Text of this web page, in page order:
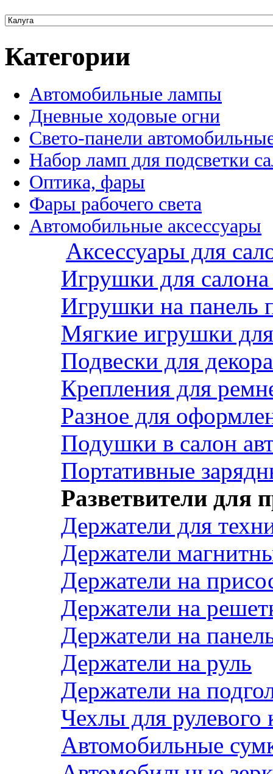
Категории
Автомобильные лампы
Дневные ходовые огни
Свето-панели
Набор ламп для подсветки
Оптика, фары
Фары рабочего света
Автомобильные аксессуары
Аксессуары для
Игрушки для
Игрушки на панель
Мягкие игрушки
Подвески для декора
Крепления для
Разное для
Подушки в салон
Портативные
Разветвители для
Держатели для
Держатели
Держатели на
Держатели на
Держатели на
Держатели на руль
Держатели на
Чехлы для рулевого
Автомобильные